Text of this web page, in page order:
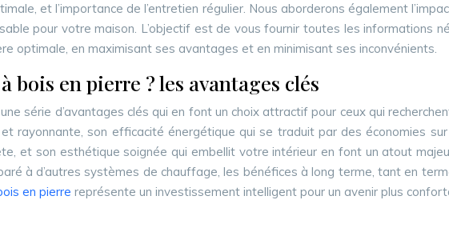
et l’importance de l’entretien régulier. Nous aborderons également
pour votre maison. L’objectif est de vous fournir toutes les informations
optimale, en maximisant ses avantages et en minimisant ses inconvénients.
bois en pierre ? les avantages clés
série d’avantages clés qui en font un choix attractif pour ceux qui
rayonnante, son efficacité énergétique qui se traduit par des économies
et son esthétique soignée qui embellit votre intérieur en font un atout
à d’autres systèmes de chauffage, les bénéfices à long terme, tant en
en pierre représente un investissement intelligent pour un avenir plus